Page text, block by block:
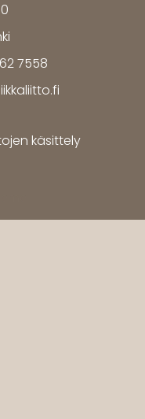
7558
käsittely